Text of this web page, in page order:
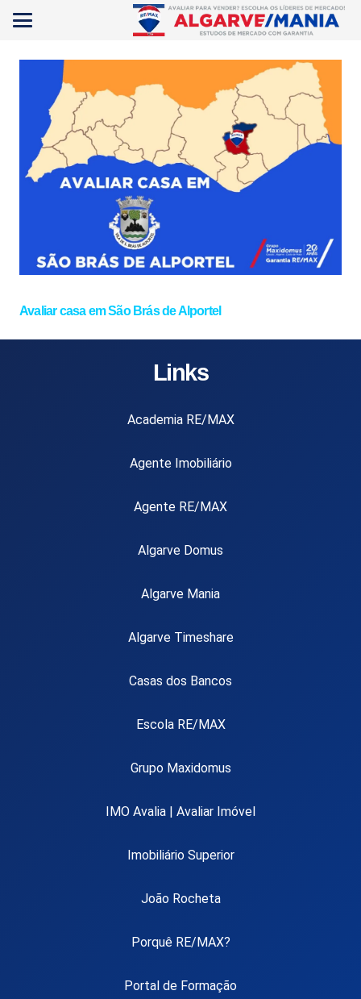
Avaliar casa em São Brás de Alportel
Links
Academia RE/MAX
Agente Imobiliário
Agente RE/MAX
Algarve Domus
Algarve Mania
Algarve Timeshare
Casas dos Bancos
Escola RE/MAX
Grupo Maxidomus
IMO Avalia | Avaliar Imóvel
Imobiliário Superior
João Rocheta
Porquê RE/MAX?
Portal de Formação